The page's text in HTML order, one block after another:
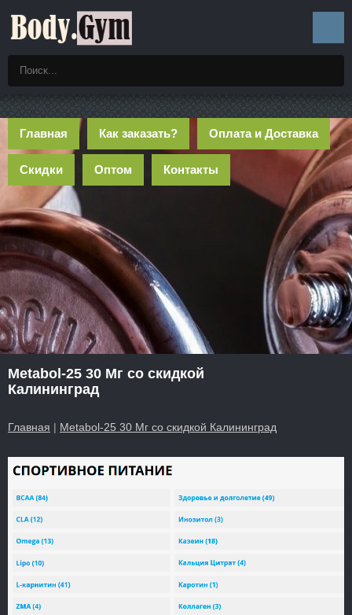
Главная Как заказать? Оплата и Доставка
Скидки Оптом Контакты
Metabol-25 30 Мг со скидкой
Калининград
Главная | Metabol-25 30 Мг со скидкой Калининград